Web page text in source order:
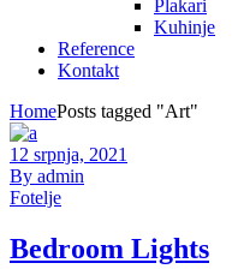
Plakari
Kuhinje
Reference
Kontakt
HomePosts tagged "Art"
12 srpnja, 2021
By admin
Fotelje
Bedroom Lights